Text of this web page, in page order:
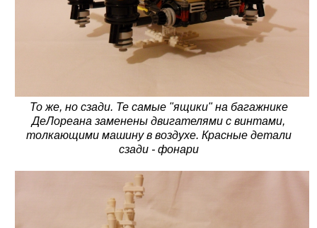
То же, но сзади. Те самые "ящики" на багажнике
ДеЛореана заменены двигателями с винтами,
толкающими машину в воздухе. Красные детали
сзади - фонари